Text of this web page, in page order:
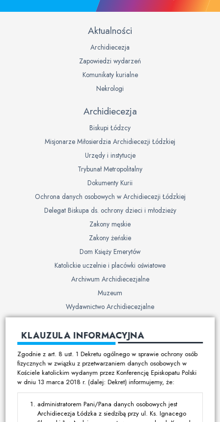
Aktualności
Archidiecezja
Zapowiedzi wydarzeń
Komunikaty kurialne
Nekrologi
Archidiecezja
Biskupi Łódzcy
Misjonarze Miłosierdzia Archidiecezji Łódzkiej
Urzędy i instytucje
Trybunał Metropolitalny
Dokumenty Kurii
Ochrona danych osobowych w Archidiecezji Łódzkiej
Delegat Biskupa ds. ochrony dzieci i młodzieży
Zakony męskie
Zakony żeńskie
Dom Księży Emerytów
Katolickie uczelnie i placówki oświatowe
Archiwum Archidiecezjalne
Muzeum
Wydawnictwo Archidiecezjalne
Cmentarze
Duszpasterstwo
Program duszpasterski
Kalendarz pracy duszpasterskiej
Duszpasterstwo specjalistyczne
Ruchy i stowarzyszenia
KLAUZULA INFORMACYJNA
Zgodnie z art. 8 ust. 1 Dekretu ogólnego w sprawie ochrony osób
fizycznych w związku z przetwarzaniem danych osobowych w
Kościele katolickim wydanym przez Konferencję Episkopatu Polski
w dniu 13 marca 2018 r. (dalej: Dekret) informujemy, że:
administratorem Pani/Pana danych osobowych jest
Archidiecezja Łódzka z siedzibą przy ul. Ks. Ignacego